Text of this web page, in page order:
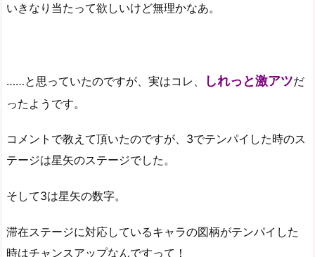
いきなり当たって欲しいけど無理かなあ。
……と思っていたのですが、実はコレ、 しれっと激アツだ
ったようです。
コメントで教えて頂いたのですが、3でテンパイした時のス
テージは星矢のステージでした。
そして3は星矢の数字。
滞在ステージに対応しているキャラの図柄がテンパイした
時はチャンスアップなんですって！